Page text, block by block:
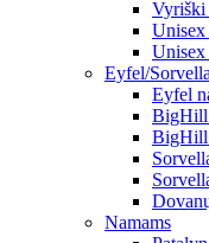
Vyriški
Unisex
Unisex
Eyfel/
Eyfel
BigHill
BigHill
Namams